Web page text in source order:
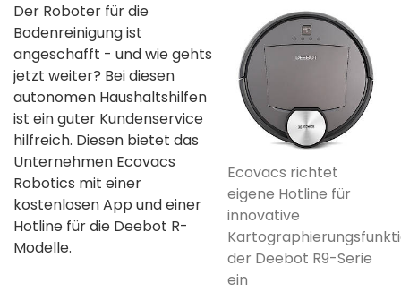
Ecovacs richtet
eigene Hotline für
innovative
der Deebot R9-Serie
ein
Der Roboter für die
Bodenreinigung ist
angeschafft - und wie gehts
jetzt weiter? Bei diesen
autonomen Haushaltshilfen
ist ein guter Kundenservice
hilfreich. Diesen bietet das
Unternehmen Ecovacs
Robotics mit einer
kostenlosen App und einer
Hotline für die Deebot R-
Modelle.